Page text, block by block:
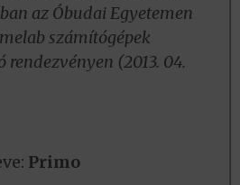
az Óbudai Egyetemen
számítógépek
(2013. 04.
Primo